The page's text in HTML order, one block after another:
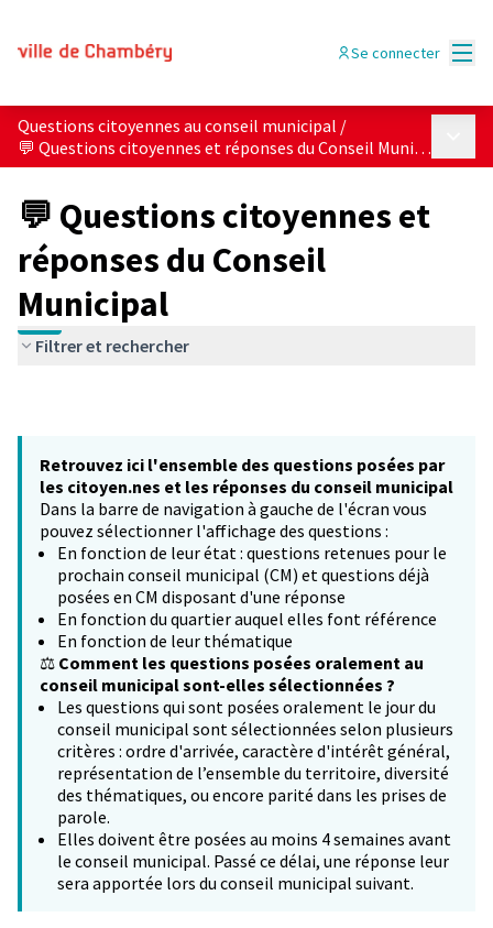
Se connecter
Questions citoyennes au conseil municipal /
💬 Questions citoyennes et réponses du Conseil Municipal
💬 Questions citoyennes et
réponses du Conseil
Municipal
Filtrer et rechercher
Retrouvez ici l'ensemble des questions posées par
les citoyen.nes et les réponses du conseil municipal
Dans la barre de navigation à gauche de l'écran vous
pouvez sélectionner l'affichage des questions :
En fonction de leur état : questions retenues pour le
prochain conseil municipal (CM) et questions déjà
posées en CM disposant d'une réponse
En fonction du quartier auquel elles font référence
En fonction de leur thématique
⚖️ Comment les questions posées oralement au
conseil municipal sont-elles sélectionnées ?
Les questions qui sont posées oralement le jour du
conseil municipal sont sélectionnées selon plusieurs
critères : ordre d'arrivée, caractère d'intérêt général,
représentation de l’ensemble du territoire, diversité
des thématiques, ou encore parité dans les prises de
parole.
Elles doivent être posées au moins 4 semaines avant
le conseil municipal. Passé ce délai, une réponse leur
sera apportée lors du conseil municipal suivant.